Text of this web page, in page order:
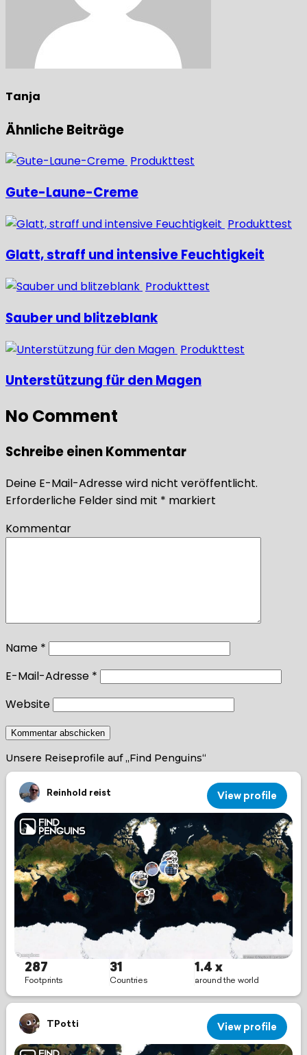
Tanja
Ähnliche Beiträge
Produkttest
Gute-Laune-Creme
Produkttest
Glatt, straff und intensive Feuchtigkeit
Produkttest
Sauber und blitzeblank
Produkttest
Unterstützung für den Magen
No Comment
Schreibe einen Kommentar
Deine E-Mail-Adresse wird nicht veröffentlicht.
Erforderliche Felder sind mit * markiert
Kommentar
Name *
E-Mail-Adresse *
Website
Unsere Reiseprofile auf „Find Penguins“